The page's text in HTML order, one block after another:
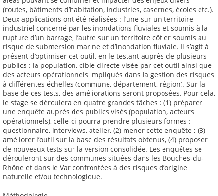
(routes, bâtiments d’habitation, industries, casernes, écoles etc.).
Deux applications ont été réalisées : l’une sur un territoire
industriel concerné par les inondations fluviales et soumis à la
rupture d’un barrage, l’autre sur un territoire côtier soumis au
risque de submersion marine et d’inondation fluviale. Il s’agit à
présent d’optimiser cet outil, en le testant auprès de plusieurs
publics : la population, cible directe visée par cet outil ainsi que
des acteurs opérationnels impliqués dans la gestion des risques
à différentes échelles (commune, département, région). Sur la
base de ces tests, des améliorations seront proposées. Pour cela,
le stage se déroulera en quatre grandes tâches : (1) préparer
une enquête auprès des publics visés (population, acteurs
opérationnels), celle-ci pourra prendre plusieurs formes :
questionnaire, interviews, atelier, (2) mener cette enquête ; (3)
améliorer l’outil sur la base des résultats obtenus, (4) proposer
de nouveaux tests sur la version consolidée. Les enquêtes se
dérouleront sur des communes situées dans les Bouches-du-
Rhône et dans le Var confrontées à des risques d’origine
naturelle et/ou technologique.